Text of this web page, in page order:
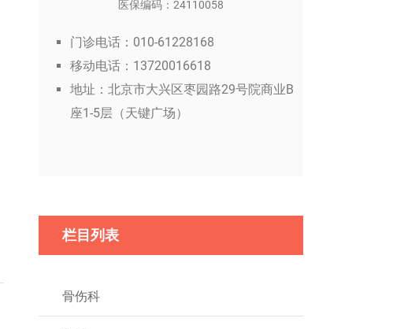
医保编码：24110058
门诊电话：010-61228168
移动电话：13720016618
地址：北京市大兴区枣园路29号院商业B
座1-5层（天键广场）
栏目列表
骨伤科